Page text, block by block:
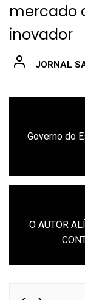
mercado
inovador
JORNAL
Governo do
O AUTOR